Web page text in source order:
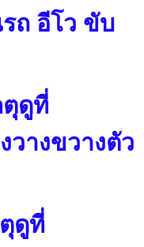
ถ อีโว ขับ
ตุดูที่
วางขวางตัว
ดูที่